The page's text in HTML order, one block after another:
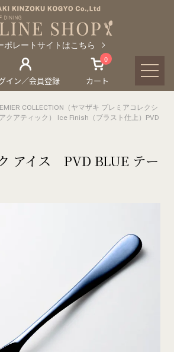
ポレートサイトはこちら
イン／会員登録
0
カート
COLLECTION（ヤマザキ プレミアコレクシ
クアティック） Ice Finish（ブラスト仕上）PVD
アイス PVD BLUE テー